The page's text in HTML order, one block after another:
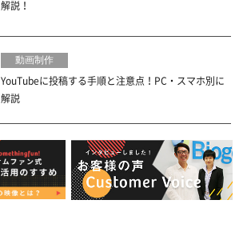
解説！
動画制作
YouTubeに投稿する手順と注意点！PC・スマホ別に
解説